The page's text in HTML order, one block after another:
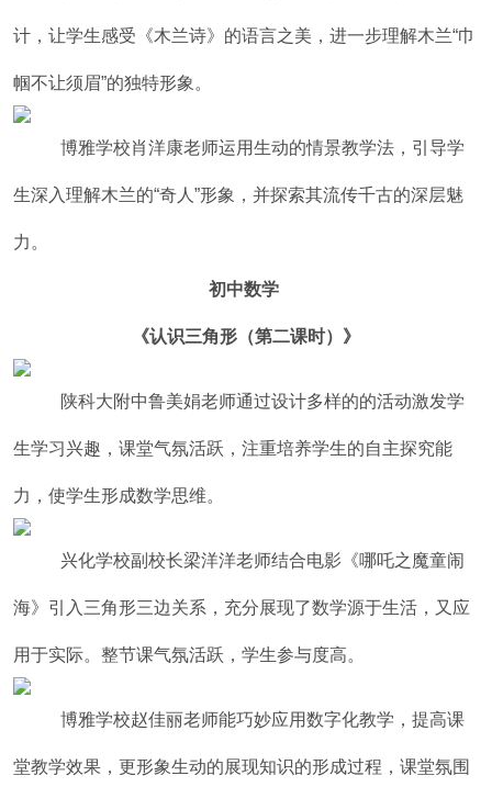
计，让学生感受《木兰诗》的语言之美，进一步理解木兰“巾
帼不让须眉”的独特形象。
博雅学校肖洋康老师运用生动的情景教学法，引导学
生深入理解木兰的“奇人”形象，并探索其流传千古的深层魅
力。
初中数学
《认识三角形（第二课时）》
陕科大附中鲁美娟老师通过设计多样的的活动激发学
生学习兴趣，课堂气氛活跃，注重培养学生的自主探究能
力，使学生形成数学思维。
兴化学校副校长梁洋洋老师结合电影《哪吒之魔童闹
海》引入三角形三边关系，充分展现了数学源于生活，又应
用于实际。整节课气氛活跃，学生参与度高。
博雅学校赵佳丽老师能巧妙应用数字化教学，提高课
堂教学效果，更形象生动的展现知识的形成过程，课堂氛围